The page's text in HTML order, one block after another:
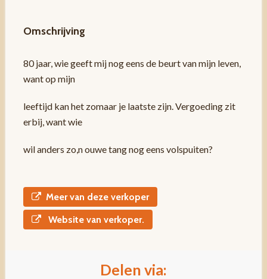
Omschrijving
80 jaar, wie geeft mij nog eens de beurt van mijn leven,
want op mijn
leeftijd kan het zomaar je laatste zijn. Vergoeding zit
erbij, want wie
wil anders zo,n ouwe tang nog eens volspuiten?
Meer van deze verkoper
Website van verkoper.
Delen via: